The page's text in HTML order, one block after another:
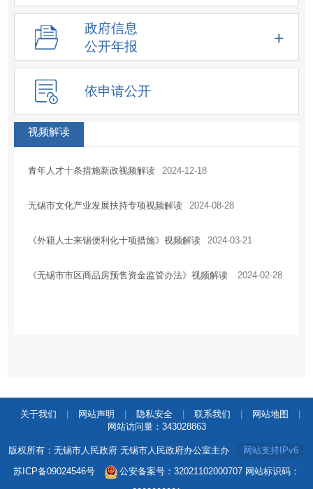
价格收费
重大民生信息
新闻发布会
化解过剩产能工作信息
降低要素成本信息
征地信息
房屋征收
土地供应
税收优惠
政府信息
公开年报
依申请公开
视频解读
青年人才十条措施新政视频解读 2024-12-18
无锡市文化产业发展扶持专项视频解读 2024-08-28
《外籍人士来锡便利化十项措施》视频解读 2024-03-21
《无锡市市区商品房预售资金监管办法》视频解读 2024-02-28
关于我们 网站声明 隐私安全 联系我们 网站地图
网站访问量： 343028863
版权所有：无锡市人民政府 无锡市人民政府办公室主办
网站支持IPv6
苏ICP备09024546号
公安备案号：32021102000707 网站标识码：